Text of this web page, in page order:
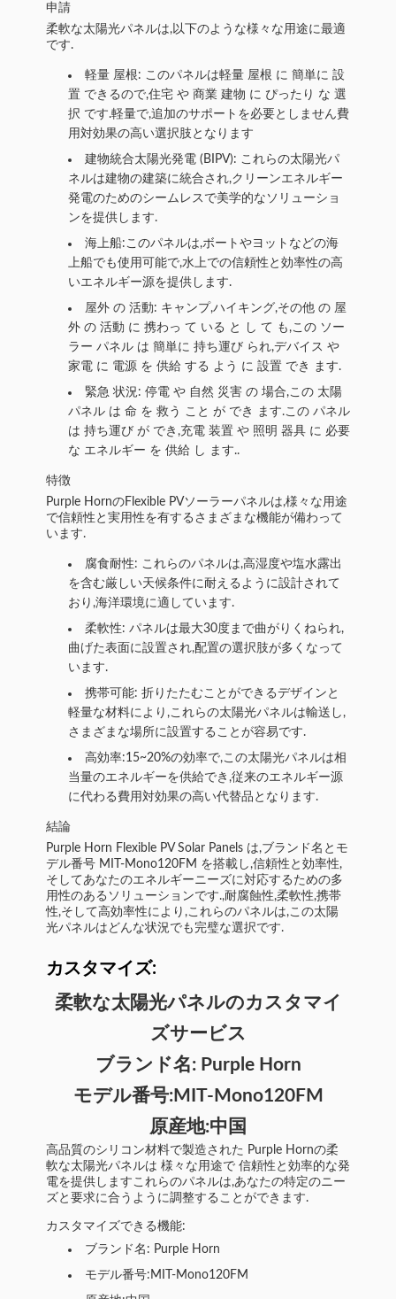
申請
柔軟な太陽光パネルは,以下のような様々な用途に最適
です.
軽量 屋根: このパネルは軽量 屋根 に 簡単に 設
置 できるので,住宅 や 商業 建物 に ぴったり な 選
択 です.軽量で,追加のサポートを必要としません費
用対効果の高い選択肢となります
建物統合太陽光発電 (BIPV): これらの太陽光パ
ネルは建物の建築に統合され,クリーンエネルギー
発電のためのシームレスで美学的なソリューショ
ンを提供します.
海上船:このパネルは,ボートやヨットなどの海
上船でも使用可能で,水上での信頼性と効率性の高
いエネルギー源を提供します.
屋外 の 活動: キャンプ,ハイキング,その他 の 屋
外 の 活動 に 携わっ て いる と し て も,この ソー
ラー パネル は 簡単に 持ち運び られ,デバイス や
家電 に 電源 を 供給 する よう に 設置 でき ます.
緊急 状況: 停電 や 自然 災害 の 場合,この 太陽
パネル は 命 を 救う こと が でき ます.この パネル
は 持ち運び が でき,充電 装置 や 照明 器具 に 必要
な エネルギー を 供給 し ます..
特徴
Purple HornのFlexible PVソーラーパネルは,様々な用途
で信頼性と実用性を有するさまざまな機能が備わって
います.
腐食耐性: これらのパネルは,高湿度や塩水露出
を含む厳しい天候条件に耐えるように設計されて
おり,海洋環境に適しています.
柔軟性: パネルは最大30度まで曲がりくねられ,
曲げた表面に設置され,配置の選択肢が多くなって
います.
携帯可能: 折りたたむことができるデザインと
軽量な材料により,これらの太陽光パネルは輸送し,
さまざまな場所に設置することが容易です.
高効率:15~20%の効率で,この太陽光パネルは相
当量のエネルギーを供給でき,従来のエネルギー源
に代わる費用対効果の高い代替品となります.
結論
Purple Horn Flexible PV Solar Panels は,ブランド名とモ
デル番号 MIT-Mono120FM を搭載し,信頼性と効率性,
そしてあなたのエネルギーニーズに対応するための多
用性のあるソリューションです.,耐腐蝕性,柔軟性,携帯
性,そして高効率性により,これらのパネルは,この太陽
光パネルはどんな状況でも完璧な選択です.
カスタマイズ:
柔軟な太陽光パネルのカスタマイ
ズサービス
ブランド名: Purple Horn
モデル番号:MIT-Mono120FM
原産地:中国
高品質のシリコン材料で製造された Purple Hornの柔
軟な太陽光パネルは 様々な用途で 信頼性と効率的な発
電を提供しますこれらのパネルは,あなたの特定のニー
ズと要求に合うように調整することができます.
カスタマイズできる機能:
ブランド名: Purple Horn
モデル番号:MIT-Mono120FM